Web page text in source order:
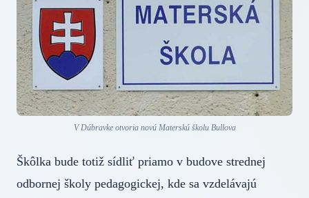
V Dúbravke otvoria novú Materskú školu Bullova
Škôlka bude totiž sídliť priamo v budove strednej
odbornej školy pedagogickej, kde sa vzdelávajú